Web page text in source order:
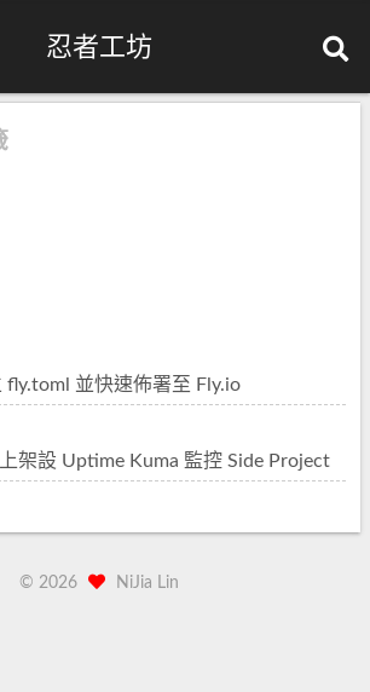
忍者工坊
fly.toml 並快速佈署至 Fly.io
架設 Uptime Kuma 監控 Side Project
© 2026 NiJia Lin